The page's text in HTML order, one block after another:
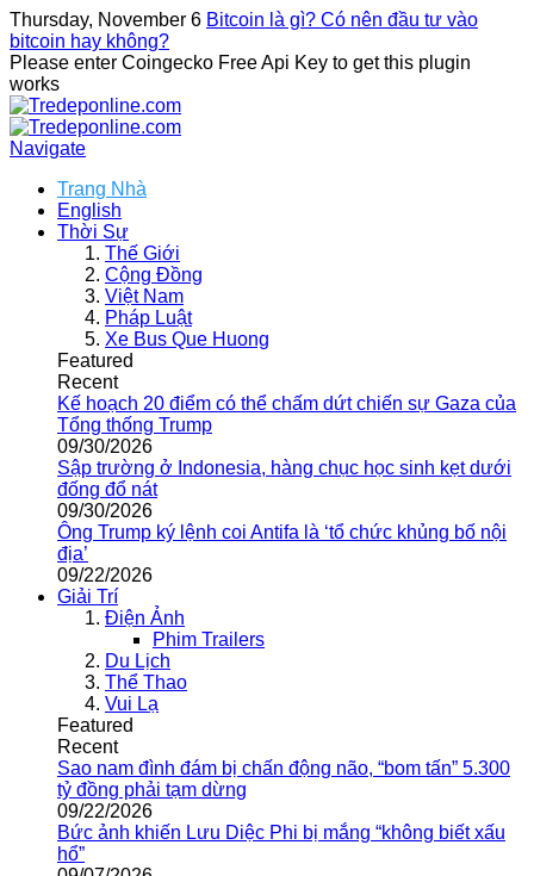
Thursday, November 6 Bitcoin là gì? Có nên đầu tư vào
bitcoin hay không?
Please enter Coingecko Free Api Key to get this plugin
works
Navigate
Trang Nhà
English
Thời Sự
Thế Giới
Cộng Đồng
Việt Nam
Pháp Luật
Xe Bus Que Huong
Featured
Recent
Kế hoạch 20 điểm có thể chấm dứt chiến sự Gaza của
Tổng thống Trump
09/30/2026
Sập trường ở Indonesia, hàng chục học sinh kẹt dưới
đống đổ nát
09/30/2026
Ông Trump ký lệnh coi Antifa là ‘tổ chức khủng bố nội
địa’
09/22/2026
Giải Trí
Điện Ảnh
Phim Trailers
Du Lịch
Thể Thao
Vui Lạ
Featured
Recent
Sao nam đình đám bị chấn động não, “bom tấn” 5.300
tỷ đồng phải tạm dừng
09/22/2026
Bức ảnh khiến Lưu Diệc Phi bị mắng “không biết xấu
hổ”